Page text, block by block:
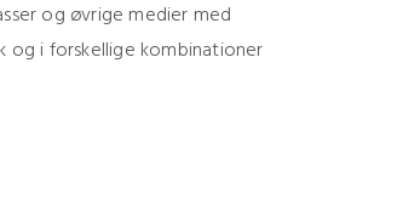
og øvrige medier med
og i forskellige kombinationer